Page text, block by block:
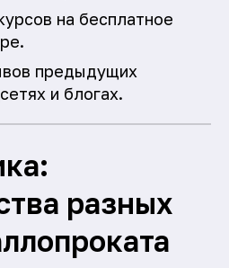
на бесплатное
предыдущих
и блогах.
разных